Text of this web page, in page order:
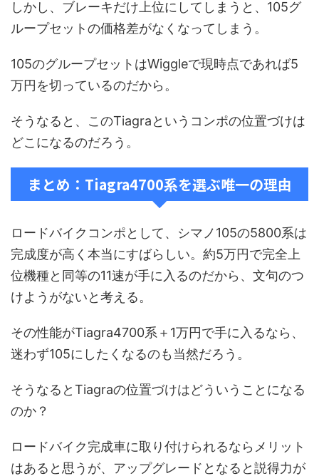
しかし、ブレーキだけ上位にしてしまうと、105グ
ループセットの価格差がなくなってしまう。
105のグループセットはWiggleで現時点であれば5
万円を切っているのだから。
そうなると、このTiagraというコンポの位置づけは
どこになるのだろう。
まとめ：Tiagra4700系を選ぶ唯一の理由
ロードバイクコンポとして、シマノ105の5800系は
完成度が高く本当にすばらしい。約5万円で完全上
位機種と同等の11速が手に入るのだから、文句のつ
けようがないと考える。
その性能がTiagra4700系＋1万円で手に入るなら、
迷わず105にしたくなるのも当然だろう。
そうなるとTiagraの位置づけはどういうことになる
のか？
ロードバイク完成車に取り付けられるならメリット
はあると思うが、アップグレードとなると説得力が